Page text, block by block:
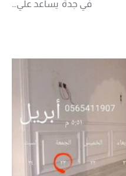
في جدة يساعد علي…